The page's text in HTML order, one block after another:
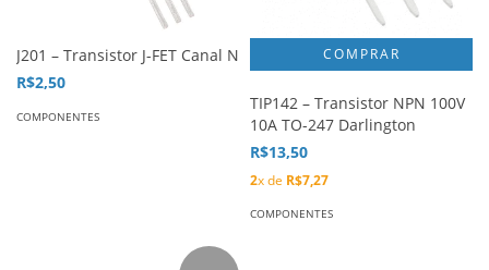
J201 – Transistor J-FET Canal N
R$2,50
COMPONENTES
TIP142 – Transistor NPN 100V
10A TO-247 Darlington
R$13,50
2x de R$7,27
COMPONENTES